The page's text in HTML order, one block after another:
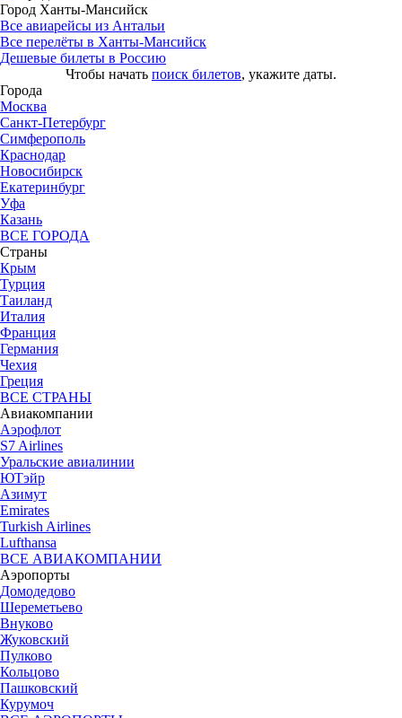
Город Ханты-Мансийск
Все авиарейсы из Антальи
Все перелёты в Ханты-Мансийск
Дешевые билеты в Россию
Чтобы начать поиск билетов, укажите даты.
Города
Москва
Санкт-Петербург
Симферополь
Краснодар
Новосибирск
Екатеринбург
Уфа
Казань
ВСЕ ГОРОДА
Страны
Крым
Турция
Таиланд
Италия
Франция
Германия
Чехия
Греция
ВСЕ СТРАНЫ
Авиакомпании
Аэрофлот
S7 Airlines
Уральские авиалинии
ЮТэйр
Азимут
Emirates
Turkish Airlines
Lufthansa
ВСЕ АВИАКОМПАНИИ
Аэропорты
Домодедово
Шереметьево
Внуково
Жуковский
Пулково
Кольцово
Пашковский
Курумоч